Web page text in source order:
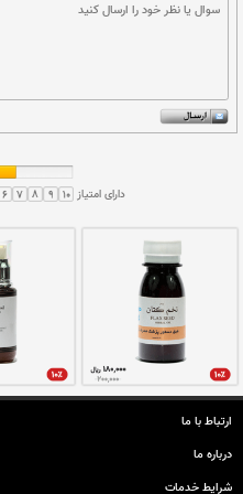
تقویت سیستم ایمنی
ارتباط با ما
درباره ما
شرایط خدمات